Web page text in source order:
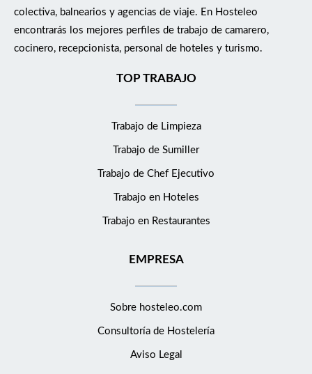
colectiva, balnearios y agencias de viaje. En Hosteleo
encontrarás los mejores perfiles de trabajo de camarero,
cocinero, recepcionista, personal de hoteles y turismo.
TOP TRABAJO
Trabajo de Limpieza
Trabajo de Sumiller
Trabajo de Chef Ejecutivo
Trabajo en Hoteles
Trabajo en Restaurantes
EMPRESA
Sobre hosteleo.com
Consultoría de Hostelería
Aviso Legal